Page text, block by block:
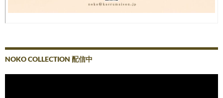
NOKO COLLECTION 配信中